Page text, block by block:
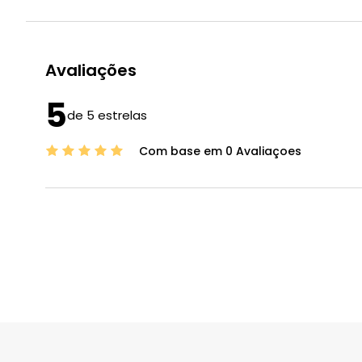
Avaliações
5de 5 estrelas
Com base em 0 Avaliaçoes